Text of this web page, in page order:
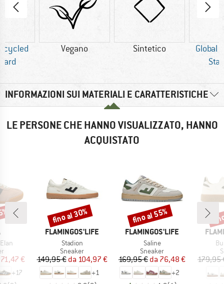
Vegano Sintetico
Global
INFORMAZIONI SUI MATERIALI E CARATTERISTICHE
LE PERSONE CHE HANNO VISUALIZZATO, HANNO
ACQUISTATO
di prodotti
ridotto
71,47 €
+17
MARCHIO
FLAMINGOS'LIFE
Articolo
Stadion
Gruppo di prodotti
Sneaker
Prezzo
149,95 € Prezzo ridotto
da 104,97 €
+1
Sconto
fino al 30%
MARCHIO
FLAMINGOS'LIFE
Articolo
Saline
Gruppo di prodotti
Sneaker
Prezzo
169,95 € Prezzo ridotto
da 76,48 €
+2
Sconto
fino al 55%
179,95